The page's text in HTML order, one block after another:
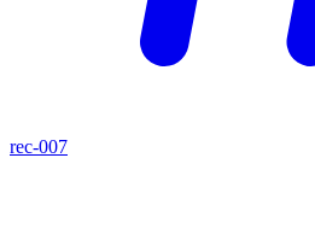
rec-007